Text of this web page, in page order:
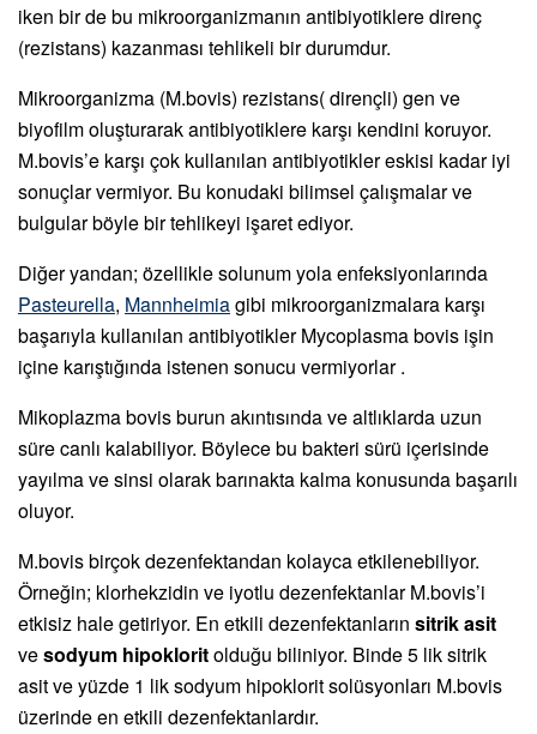
iken bir de bu mikroorganizmanın antibiyotiklere direnç
(rezistans) kazanması tehlikeli bir durumdur.
Mikroorganizma (M.bovis) rezistans( dirençli) gen ve
biyofilm oluşturarak antibiyotiklere karşı kendini koruyor.
M.bovis’e karşı çok kullanılan antibiyotikler eskisi kadar iyi
sonuçlar vermiyor. Bu konudaki bilimsel çalışmalar ve
bulgular böyle bir tehlikeyi işaret ediyor.
Diğer yandan; özellikle solunum yola enfeksiyonlarında
Pasteurella, Mannheimiagibi mikroorganizmalara karşı
başarıyla kullanılan antibiyotikler Mycoplasma bovis işin
içine karıştığında istenen sonucu vermiyorlar .
Mikoplazma bovis burun akıntısında ve altlıklarda uzun
süre canlı kalabiliyor. Böylece bu bakteri sürü içerisinde
yayılma ve sinsi olarak barınakta kalma konusunda başarılı
oluyor.
M.bovis birçok dezenfektandan kolayca etkilenebiliyor.
Örneğin; klorhekzidin ve iyotlu dezenfektanlar M.bovis’i
etkisiz hale getiriyor. En etkili dezenfektanların sitrik asit
vesodyum hipokloritolduğu biliniyor. Binde 5 lik sitrik
asit ve yüzde 1 lik sodyum hipoklorit solüsyonları M.bovis
üzerinde en etkili dezenfektanlardır.